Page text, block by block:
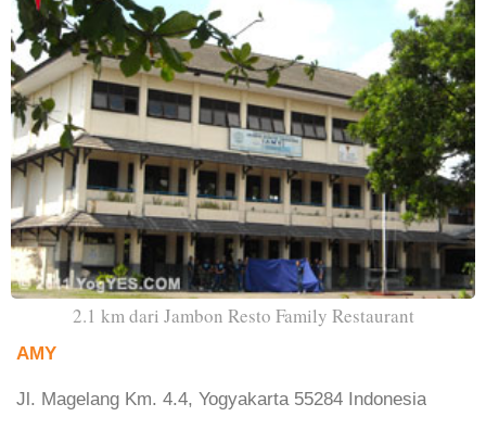
2.1 km dari Jambon Resto Family Restaurant
AMY
Jl. Magelang Km. 4.4, Yogyakarta 55284 Indonesia